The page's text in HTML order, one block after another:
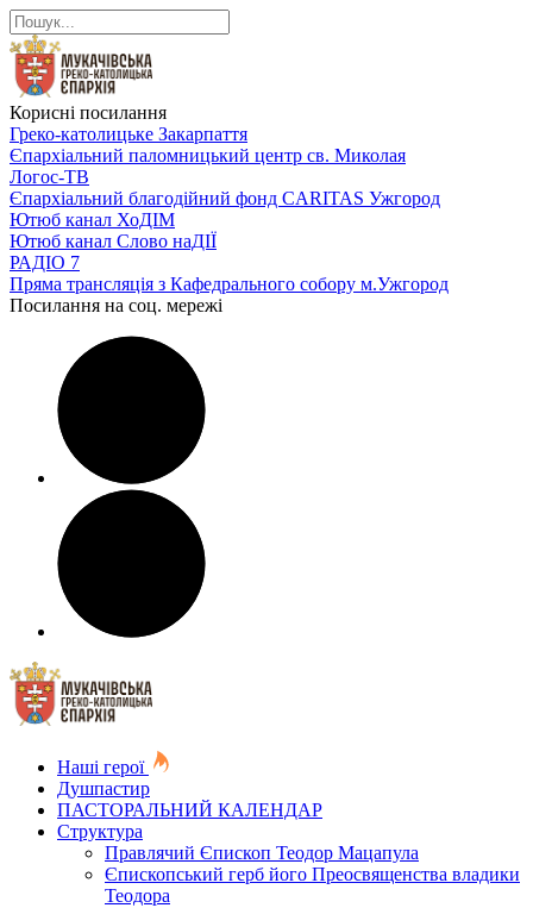
Корисні посилання
Греко-католицьке Закарпаття
Єпархіальний паломницький центр св. Миколая
Логос-ТВ
Єпархіальний благодійний фонд CARITAS Ужгород
Ютюб канал ХоДІМ
Ютюб канал Слово наДІЇ
РАДІО 7
Пряма трансляція з Кафедрального собору м.Ужгород
Посилання на соц. мережі
Наші герої
Душпастир
ПАСТОРАЛЬНИЙ КАЛЕНДАР
Структура
Правлячий Єпископ Теодор Мацапула
Єпископський герб його Преосвященства владики
Теодора